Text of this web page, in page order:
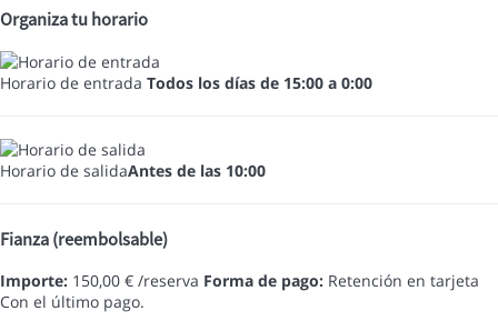
Organiza tu horario
Horario de entrada Todos los días de 15:00 a 0:00
Horario de salidaAntes de las 10:00
Fianza (reembolsable)
Importe: 150,00 € /reserva Forma de pago: Retención en tarjeta
Con el último pago.